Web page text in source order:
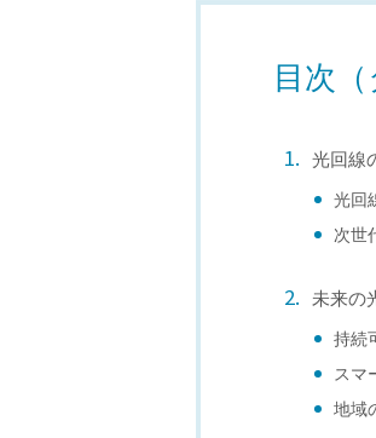
目次（
光回線
光回
次世
未来の
持続
スマ
地域